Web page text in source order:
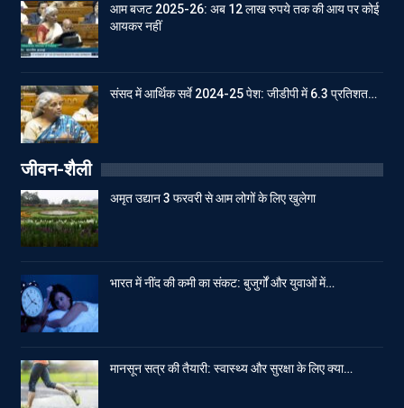
आम बजट 2025-26: अब 12 लाख रुपये तक की आय पर कोई
आयकर नहीं
संसद में आर्थिक सर्वे 2024-25 पेश: जीडीपी में 6.3 प्रतिशत…
जीवन-शैली
अमृत उद्यान 3 फरवरी से आम लोगों के लिए खुलेगा
भारत में नींद की कमी का संकट: बुजुर्गों और युवाओं में…
मानसून सत्र की तैयारी: स्वास्थ्य और सुरक्षा के लिए क्या…